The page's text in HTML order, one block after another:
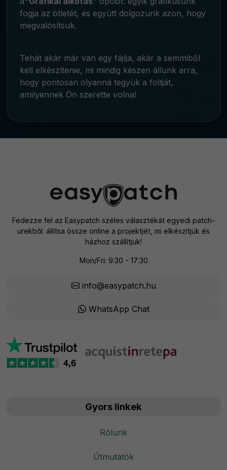
fogja az ötletét, és együtt dolgozunk azon, hogy
megvalósítsuk.
Tehát akár már van egy fájlja, akár a semmiből
kell elkészítenie, mi mindig készen állunk arra,
hogy pontosan olyanná tegyük a foltját,
amilyennek Ön szerette volna!
Fedezze fel az Easypatch széles választékát egyedi patch-
urekből: állítsa össze online a projektjét, mi elkészítjük és
házhoz szállítjuk!
Mon/Fri: 9:30 - 17:30
info@easypatch.hu
WhatsApp Chat
Gyors linkek
Rólunk
Útmutatók